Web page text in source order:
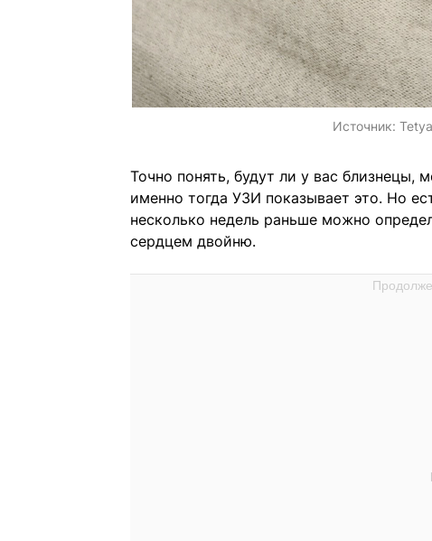
Источник:
Точно понять, будут ли у вас
именно тогда УЗИ показывает это. Но
несколько недель раньше можно
сердцем двойню.